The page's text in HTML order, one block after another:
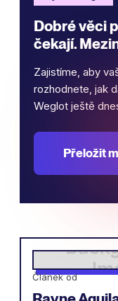
Dobré věci
čekají.
Zajistíme, aby
rozhodnete, jak
Weglot ještě
Přeložit
Článek od